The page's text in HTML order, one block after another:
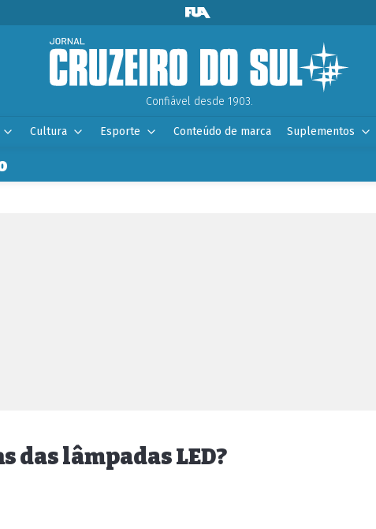
Confiável desde 1903.
Cultura Esporte Conteúdo de marca Suplementos
das lâmpadas LED?